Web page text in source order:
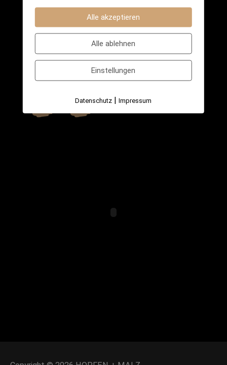
Öffnungszeiten:
Mo – Sa 12:00 Uhr – Last Call
Sonntag: 16:00 Uhr – Last Call
Alle akzeptieren
Alle ablehnen
Einstellungen
Datenschutz |Impressum